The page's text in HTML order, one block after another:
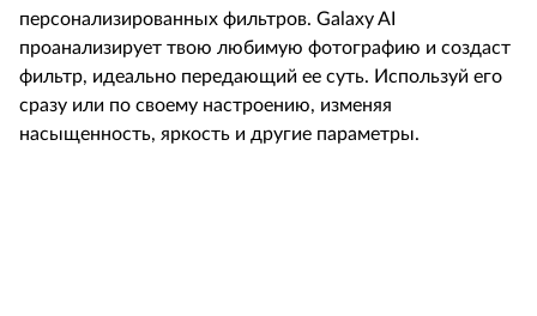
персонализированных фильтров. Galaxy AI
проанализирует твою любимую фотографию и создаст
фильтр, идеально передающий ее суть. Используй его
сразу или по своему настроению, изменяя
насыщенность, яркость и другие параметры.